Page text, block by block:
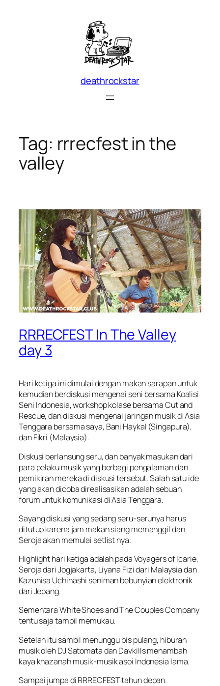
deathrockstar
Tag: rrrecfest in the
valley
RRRECFEST In The Valley
day 3
Hari ketiga ini dimulai dengan makan sarapan untuk
kemudian berdiskusi mengenai seni bersama Koalisi
Seni Indonesia, workshop kolase bersama Cut and
Rescue, dan diskusi mengenai jaringan musik di Asia
Tenggara bersama saya, Bani Haykal (Singapura),
dan Fikri (Malaysia).
Diskusi berlansung seru, dan banyak masukan dari
para pelaku musik yang berbagi pengalaman dan
pemikiran mereka di diskusi tersebut. Salah satu ide
yang akan dicoba direalisasikan adalah sebuah
forum untuk komunikasi di Asia Tenggara.
Sayang diskusi yang sedang seru-serunya harus
ditutup karena jam makan siang memanggil dan
Seroja akan memulai setlist nya.
Highlight hari ketiga adalah pada Voyagers of Icarie,
Seroja dari Jogjakarta, Liyana Fizi dari Malaysia dan
Kazuhisa Uchihashi seniman bebunyian elektronik
dari Jepang.
Sementara White Shoes and The Couples Company
tentu saja tampil memukau.
Setelah itu sambil menunggu bis pulang, hiburan
musik oleh DJ Satomata dan Davkills menambah
kaya khazanah musik-musik asoi Indonesia lama.
Sampai jumpa di RRRECFEST tahun depan.